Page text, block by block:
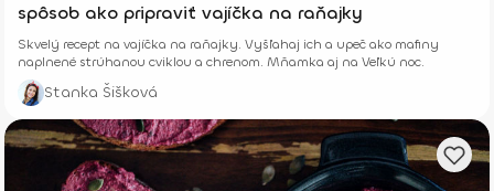
spôsob ako pripraviť vajíčka na raňajky
Skvelý recept na vajíčka na raňajky. Vyšľahaj ich a upeč ako mafiny
naplnené strúhanou cviklou a chrenom. Mňamka aj na Veľkú noc.
Stanka Šišková